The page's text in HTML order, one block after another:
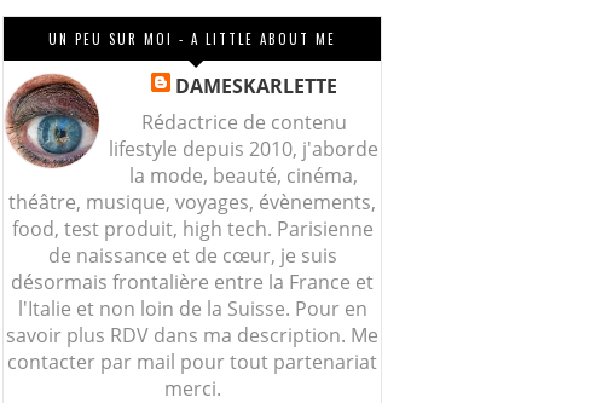
UN PEU SUR MOI - A LITTLE ABOUT ME
DAMESKARLETTE
Rédactrice de contenu
lifestyle depuis 2010, j'aborde
la mode, beauté, cinéma,
théâtre, musique, voyages, évènements,
food, test produit, high tech. Parisienne
de naissance et de cœur, je suis
désormais frontalière entre la France et
l'Italie et non loin de la Suisse. Pour en
savoir plus RDV dans ma description. Me
contacter par mail pour tout partenariat
merci.